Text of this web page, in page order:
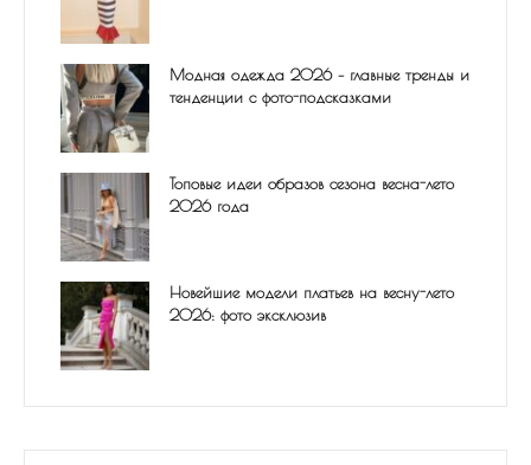
Модная одежда 2026 – главные тренды и
тенденции с фото-подсказками
Топовые идеи образов сезона весна-лето
2026 года
Новейшие модели платьев на весну-лето
2026: фото эксклюзив